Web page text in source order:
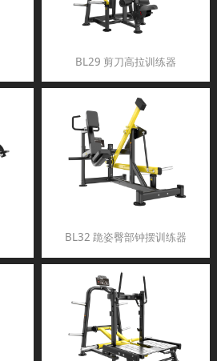
BL29 剪刀高拉训练器
BL32 跪姿臀部钟摆训练器